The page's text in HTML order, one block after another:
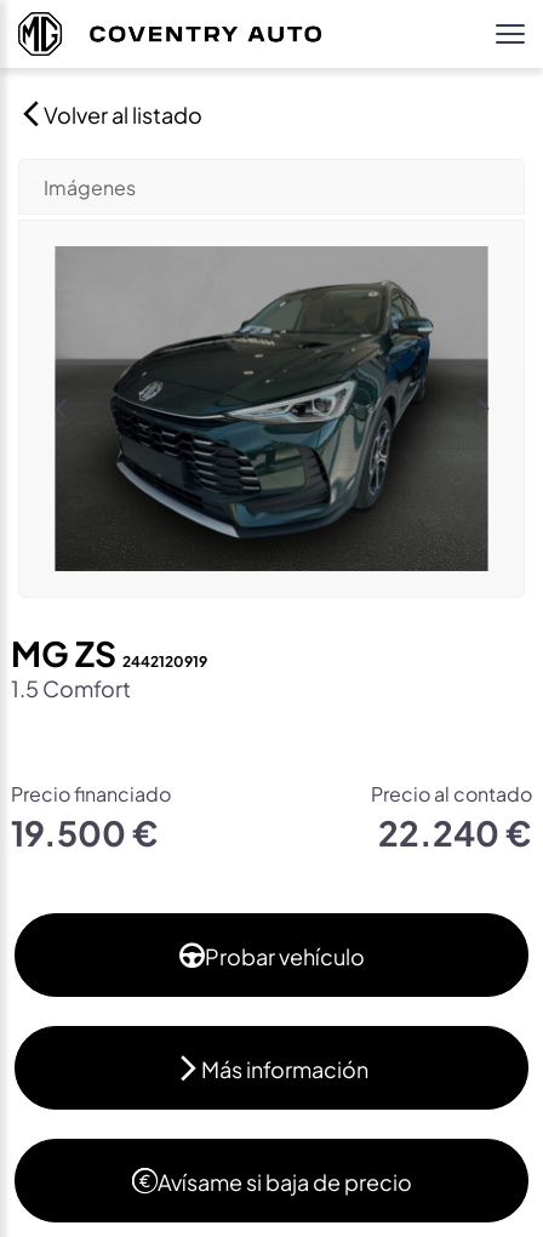
Volver al listado
Imágenes
MG ZS 2442120919
1.5 Comfort
Precio financiado
19.500 €
Precio al contado
22.240 €
Probar vehículo
Más información
Avísame si baja de precio